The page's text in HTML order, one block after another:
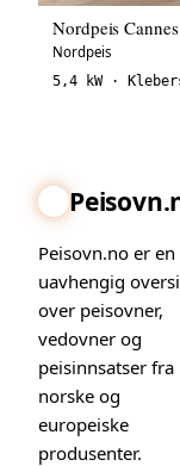
Nordpeis Cannes
Nordpeis
5,4 kW ·
Peisovn.no er en
uavhengig
over peisovner,
vedovner og
peisinnsatser fra
norske og
europeiske
produsenter.